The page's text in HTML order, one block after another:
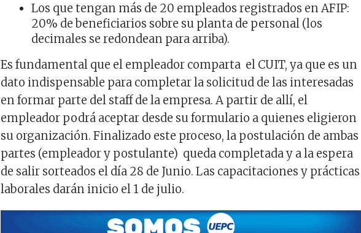
Los que tengan más de 20 empleados registrados en AFIP:
20% de beneficiarios sobre su planta de personal (los
decimales se redondean para arriba).
Es fundamental que el empleador comparta el CUIT, ya que es un
dato indispensable para completar la solicitud de las interesadas
en formar parte del staff de la empresa. A partir de allí, el
empleador podrá aceptar desde su formulario a quienes eligieron
su organización. Finalizado este proceso, la postulación de ambas
partes (empleador y postulante) queda completada y a la espera
de salir sorteados el día 28 de Junio. Las capacitaciones y prácticas
laborales darán inicio el 1 de julio.